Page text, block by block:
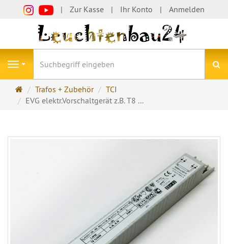
Zur Kasse Ihr Konto Anmelden
Navigation
Startseite
Trafos + Zubehör
TCI
EVG elektr.Vorschaltgerät z.B. T8 ...